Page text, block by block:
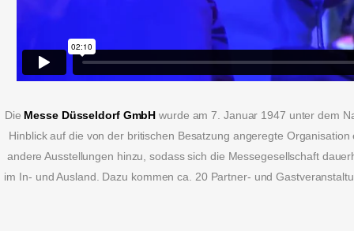
Die Messe Düsseldorf GmbH wurde am 7. Januar 1947 unter dem
Hinblick auf die von der britischen Besatzung angeregte
andere Ausstellungen hinzu, sodass sich die Messegesellschaft
im In- und Ausland. Dazu kommen ca. 20 Partner- und